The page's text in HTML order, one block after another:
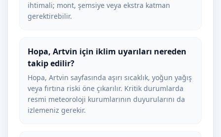
ihtimali; mont, şemsiye veya ekstra katman
gerektirebilir.
Hopa, Artvin için iklim uyarıları nereden
takip edilir?
Hopa, Artvin sayfasında aşırı sıcaklık, yoğun yağış
veya fırtına riski öne çıkarılır. Kritik durumlarda
resmi meteoroloji kurumlarının duyurularını da
izlemeniz gerekir.